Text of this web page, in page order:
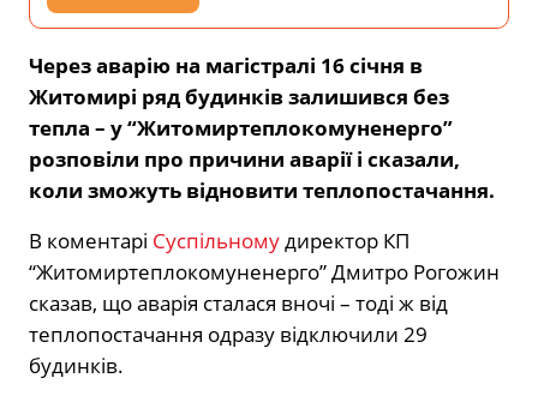
Через аварію на магістралі 16 січня в
Житомирі ряд будинків залишився без
тепла – у “Житомиртеплокомуненерго”
розповіли про причини аварії і сказали,
коли зможуть відновити теплопостачання.
В коментарі Суспільномудиректор КП
“Житомиртеплокомуненерго” Дмитро Рогожин
сказав, що аварія сталася вночі – тоді ж від
теплопостачання одразу відключили 29
будинків.